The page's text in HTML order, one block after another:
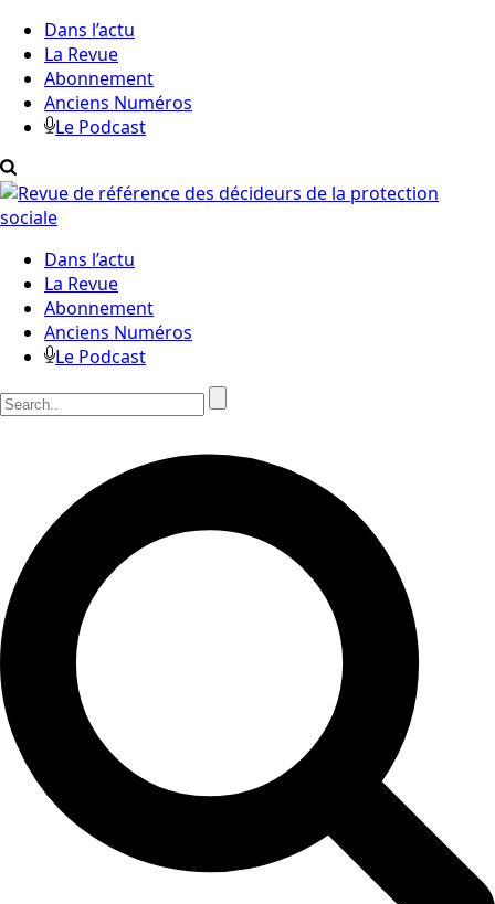
Dans l’actu
La Revue
Abonnement
Anciens Numéros
Le Podcast
Dans l’actu
La Revue
Abonnement
Anciens Numéros
Le Podcast